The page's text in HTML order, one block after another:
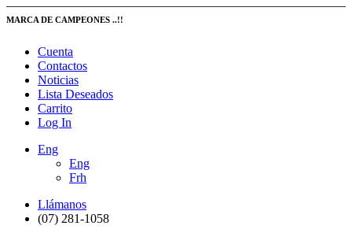
MARCA DE CAMPEONES ..!!
Cuenta
Contactos
Noticias
Lista Deseados
Carrito
Log In
Eng
Eng
Frh
Llámanos
(07) 281-1058